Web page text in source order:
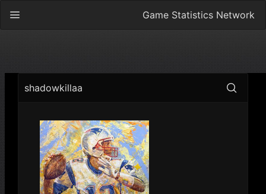
Game Statistics Network
shadowkillaa